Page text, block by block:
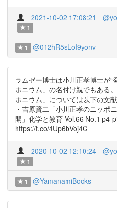
2021-10-02 17:08:21
1
1 @012hR5sLoI9yonv
ラムゼー博士は小川正孝博士が“
ポニウム」の名付け親でもある
ポニウム」については以下の文
・吉原賢二「小川正孝のニッポ
開」化学と教育 Vol.66 No.1 p4-
https://t.co/4Up6bVoj4C
2020-10-02 12:10:24
1
1 @YamanamiBooks